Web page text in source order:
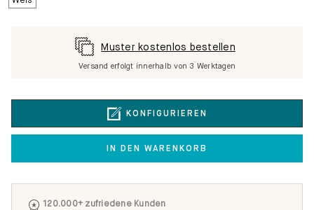
KONFIGURIEREN
IN DEN WARENKORB
Muster kostenlos bestellen
Versand erfolgt innerhalb von 3 Werktagen
120.000+ zufriedene Kunden